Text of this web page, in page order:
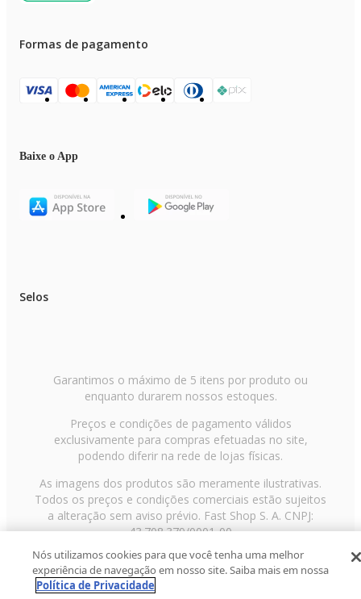
Formas de pagamento
Baixe o App
Selos
Garantimos o máximo de 5 itens por produto ou
enquanto durarem nossos estoques.
Preços e condições de pagamento válidos
exclusivamente para compras efetuadas no site,
podendo diferir na rede de lojas físicas.
As imagens dos produtos são meramente ilustrativas.
Todos os preços e condições comerciais estão sujeitos
a alteração sem aviso prévio. Fast Shop S. A. CNPJ:
43.708.379/0001-00
Avenida Zaki Narchi, nº 1650, sobreloja, Carandiru, São
Paulo/SP, CEP 02029-001, Telefone: 11 3003-3728 ©
2013 Fast Shop - Todos os direitos reservados
Nós utilizamos cookies para que você tenha uma melhor
experiência de navegação em nosso site. Saiba mais em nossa
Política de Privacidade